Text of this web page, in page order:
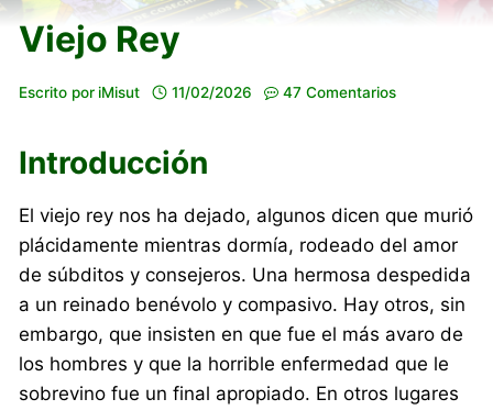
Viejo Rey
Escrito por iMisut 11/02/2026 47 Comentarios
Introducción
El viejo rey nos ha dejado, algunos dicen que murió
plácidamente mientras dormía, rodeado del amor
de súbditos y consejeros. Una hermosa despedida
a un reinado benévolo y compasivo. Hay otros, sin
embargo, que insisten en que fue el más avaro de
los hombres y que la horrible enfermedad que le
sobrevino fue un final apropiado. En otros lugares